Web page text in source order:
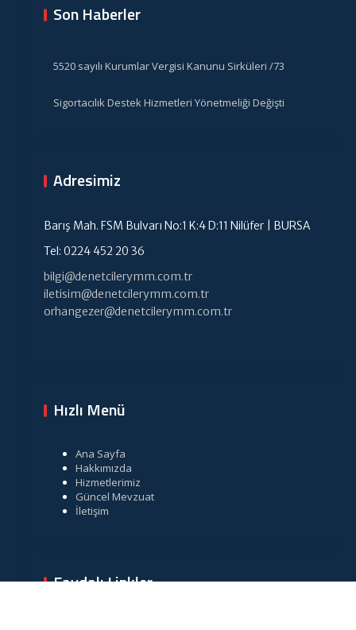
Son Haberler
5520 sayılı Kurumlar Vergisi Kanunu Sirküleri /73
Sigortacılık Destek Hizmetleri Yönetmeliği Değişti
Adresimiz
Barış Mah. FSM Bulvarı No:1 K:4 D:11 Nilüfer | BURSA
Tel: 0224 452 20 36
bilgi@denetcilerymm.com.tr
iletisim@denetcilerymm.com.tr
orhangezer@denetcilerymm.com.tr
Hızlı Menü
Ana Sayfa
Hakkımızda
Hizmetlerimiz
Güncel Mevzuat
İletişim
Faydalı Linkler